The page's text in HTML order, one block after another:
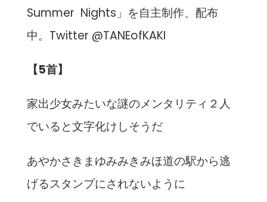
Summer Nights」を自主制作、配布
中。Twitter @TANEofKAKI
【5首】
家出少女みたいな謎のメンタリティ２人
でいると文字化けしそうだ
あやかさきまゆみみきみほ道の駅から逃
げるスタンプにされないように